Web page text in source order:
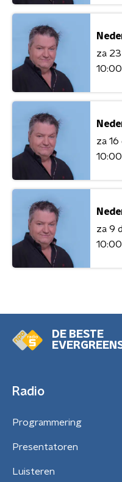
za
za
za 9
DE BESTE
Radio
Programmering
Presentatoren
Luisteren